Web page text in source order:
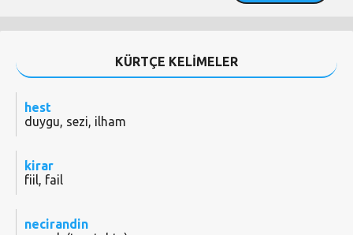
KÜRTÇE KELİMELER
hest
duygu, sezi, ilham
kirar
fiil, fail
necirandin